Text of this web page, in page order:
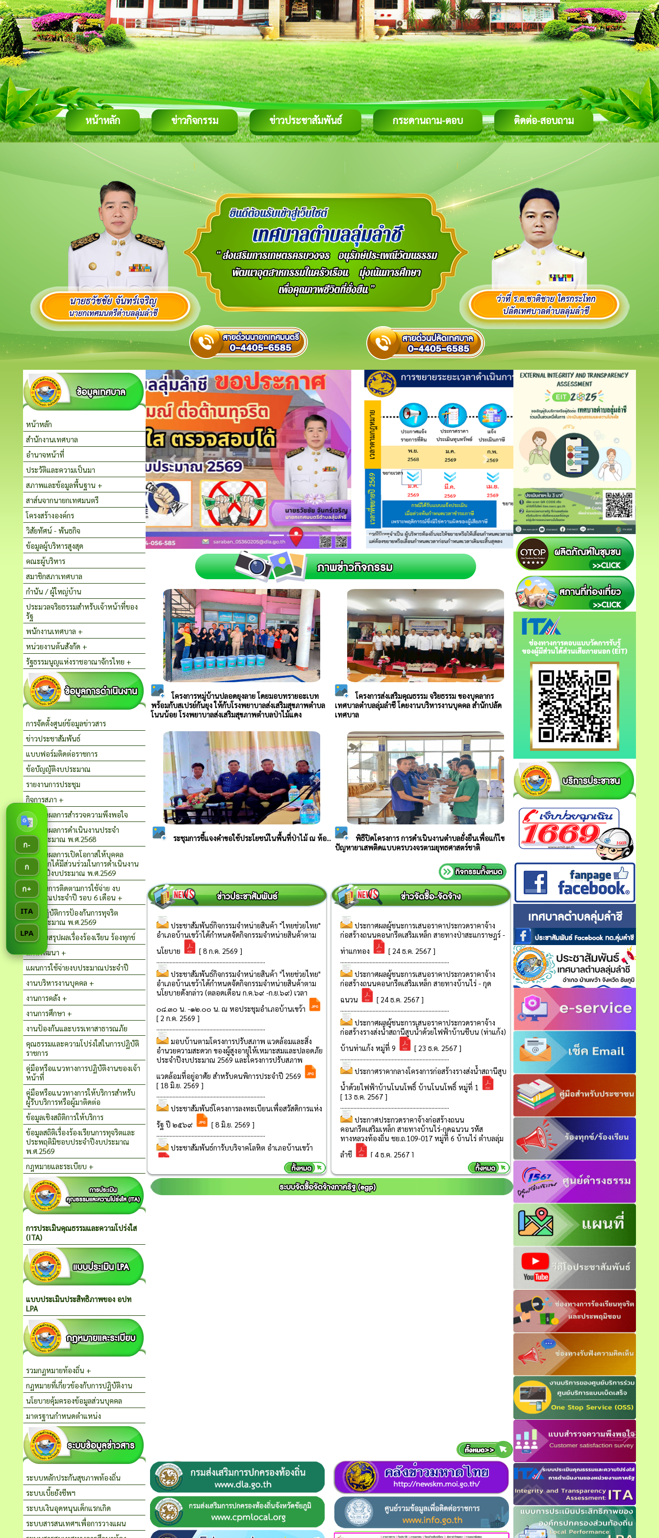
หน้าหลัก ข่าวกิจกรรม ข่าวประชาสัมพันธ์ กระดานถาม-ตอบ ติดต่อ-สอบถาม
หน้าหลัก
สำนักงานเทศบาล
อำนาจหน้าที่
ประวัติและความเป็นมา
สภาพและข้อมูลพื้นฐาน +
สาส์นจากนายกเทศมนตรี
โครงสร้างองค์กร
วิสัยทัศน์ - พันธกิจ
ข้อมูลผู้บริหารสูงสุด
คณะผู้บริหาร
สมาชิกสภาเทศบาล
กำนัน / ผู้ใหญ่บ้าน
ประมวลจริยธรรมสำหรับเจ้าหน้าที่ของ
รัฐ
พนักงานเทศบาล +
หน่วยงานต้นสังกัด +
รัฐธรรมนูญแห่งราชอาณาจักรไทย +
การจัดตั้งศูนย์ข้อมูลข่าวสาร
ข่าวประชาสัมพันธ์
แบบฟอร์มติดต่อราชการ
ข้อบัญญัติงบประมาณ
รายงานการประชุม
กิจการสภา +
รายงานผลการสำรวจความพึงพอใจ
รายงานผลการดำเนินงานประจำ
ปีงบประมาณ พ.ศ.2568
รายงานผลการเปิดโอกาสให้บุคคล
ภายนอกได้มีส่วนร่วมในการดำเนินงาน
ประจำปีงบประมาณ พ.ศ.2569
รายงานการติดตามการใช้จ่าย งบ
ประมาณประจำปี รอบ 6 เดือน +
แผนปฏิบัติการป้องกันการทุจริต
ปีงบประมาณ พ.ศ.2569
รายงานสรุปผลเรื่องร้องเรียน ร้องทุกข์
แผนพัฒนา +
แผนการใช้จ่ายงบประมาณประจำปี
งานบริหารงานบุคคล +
งานการคลัง +
งานการศึกษา +
งานป้องกันและบรรเทาสาธารณภัย
คุณธรรมและความโปร่งใสในการปฏิบัติ
ราชการ
คู่มือหรือแนวทางการปฏิบัติงานของเจ้า
หน้าที่
คู่มือหรือแนวทางการให้บริการสําหรับ
ผู้รับบริการหรือผู้มาติดต่อ
ข้อมูลเชิงสถิติการให้บริการ
ข้อมูลสถิติเรื่องร้องเรียนการทุจริตและ
ประพฤติมิชอบประจำปีงบประมาณ
พ.ศ.2569
กฎหมายและระเบียบ +
การประเมินคุณธรรมและความโปร่งใส
(ITA)
แบบประเมินประสิทธิภาพของ อปท
LPA
รวมกฏหมายท้องถิ่น +
กฏหมายที่เกี่ยวข้องกับการปฏิบัติงาน
นโยบายคุ้มครองข้อมูลส่วนบุคคล
มาตรฐานกำหนดตำแหน่ง
ระบบหลักประกันสุขภาพท้องถิ่น
ระบบเบี้ยยังชีพฯ
ระบบเงินอุดหนุนเด็กแรกเกิด
ระบบสารสนเทศฯเพื่อการวางแผน
ก-
ก
ก+
ITA
LPA